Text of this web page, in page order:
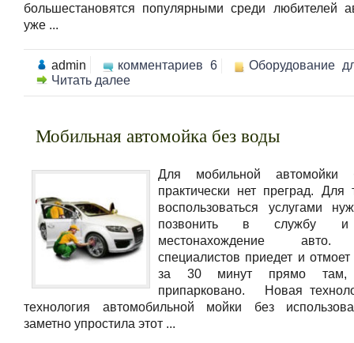
большестановятся популярными среди любителей
уже ...
admin комментариев 6
Оборудование
Читать далее
Мобильная автомойка без воды
Для мобильной автомойки
практически нет преград. Для
воспользоваться услугами
позвонить в службу и
местонахождение авто.
специалистов приедет и
за 30 минут прямо там,
припарковано. Новая
технология автомобильной мойки без
заметно упростила этот ...